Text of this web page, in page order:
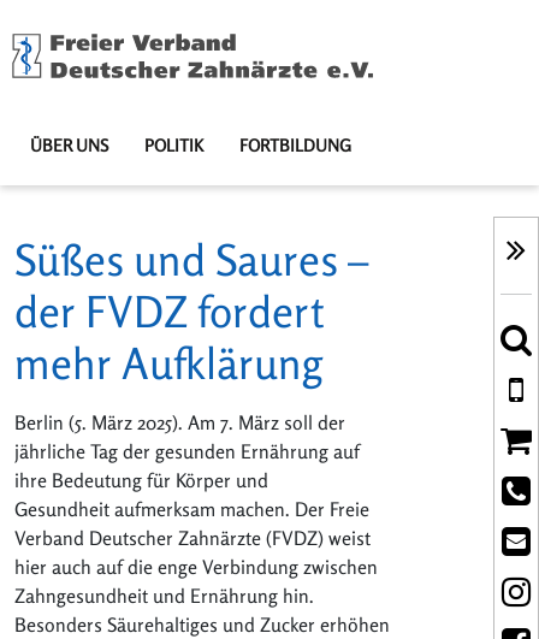
ÜBER UNS POLITIK FORTBILDUNG
Süßes und Saures –
der FVDZ fordert
mehr Aufklärung
Berlin (5. März 2025). Am 7. März soll der
jährliche Tag der gesunden Ernährung auf
ihre Bedeutung für Körper und
Gesundheit aufmerksam machen. Der Freie
Verband Deutscher Zahnärzte (FVDZ) weist
hier auch auf die enge Verbindung zwischen
Zahngesundheit und Ernährung hin.
Besonders Säurehaltiges und Zucker erhöhen